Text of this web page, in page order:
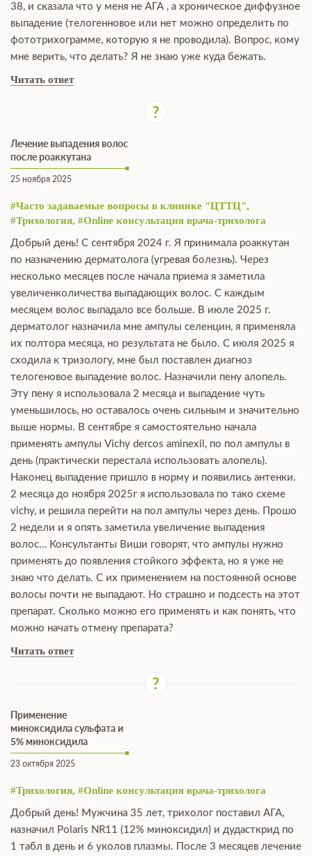
38, и сказала что у меня не АГА , а хроническое диффузное
выпадение (телогенновое или нет можно определить по
фототрихограмме, которую я не проводила). Вопрос, кому
мне верить, что делать? Я не знаю уже куда бежать.
Читать ответ
Лечение выпадения волос
после роаккутана
25 ноября 2025
#Часто задаваемые вопросы в клинике "ЦТТЦ",
#Трихология, #Online консультация врача-трихолога
Добрый день! С сентября 2024 г. Я принимала роаккутан
по назначению дерматолога (угревая болезнь). Через
несколько месяцев после начала приема я заметила
увеличенколичества выпадающих волос. С каждым
месяцем волос выпадало все больше. В июле 2025 г.
дерматолог назначила мне ампулы селенцин, я применяла
их полтора месяца, но результата не было. С июля 2025 я
сходила к тризологу, мне был поставлен диагноз
телогеновое выпадение волос. Назначили пену алопель.
Эту пену я использовала 2 месяца и выпадение чуть
уменьшилось, но оставалось очень сильным и значительно
выше нормы. В сентябре я самостоятельно начала
применять ампулы Vichy dercos aminexil, по пол ампулы в
день (практически перестала использовать алопель).
Наконец выпадение пришло в норму и появились антенки.
2 месяца до ноября 2025г я использовала по тако схеме
vichy, и решила перейти на пол ампулы через день. Прошо
2 недели и я опять заметила увеличение выпадения
волос… Консультанты Виши говорят, что ампулы нужно
применять до появления стойкого эффекта, но я уже не
знаю что делать. С их применением на постоянной основе
волосы почти не выпадают. Но страшно и подсесть на этот
препарат. Сколько можно его применять и как понять, что
можно начать отмену препарата?
Читать ответ
Применение
миноксидила сульфата и
5% миноксидила
23 октября 2025
#Трихология, #Online консультация врача-трихолога
Добрый день! Мужчина 35 лет, трихолог поставил АГА,
назначил Polaris NR11 (12% миноксидил) и дудасткрид по
1 табл в день и 6 уколов плазмы. После 3 месяцев лечение